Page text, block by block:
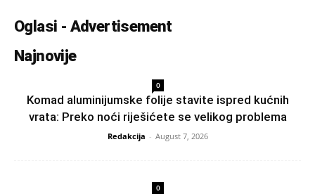
Oglasi - Advertisement
Najnovije
0
Komad aluminijumske folije stavite ispred kućnih
vrata: Preko noći riješićete se velikog problema
Redakcija - August 7, 2026
0